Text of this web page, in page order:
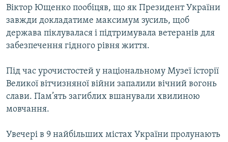
Віктор Ющенко пообiцяв, що як Президент України
завжди докладатиме максимум зусиль, щоб
держава пiклувалася i пiдтримувала ветеранiв для
забезпечення гiдного рiвня життя.
Пiд час урочистостей у національному Музеї історії
Великої вітчизняної війни запалили вiчний вогонь
слави. Пам’ять загиблих вшанували хвилиною
мовчання.
Увечері в 9 найбільших містах України пролунають